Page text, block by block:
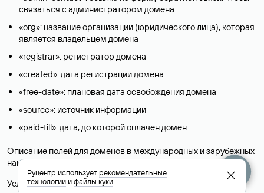
связаться с администратором домена
«org»: название организации (юридического лица), которая
является владельцем домена
«registrar»: регистратор домена
«created»: дата регистрации домена
«free-date»: плановая дата освобождения домена
«source»: источник информации
«paid-till»: дата, до которой оплачен домен
Описание полей для доменов в международных и зарубежных
национальных доменах представлены в разделе «Помощь».
Условия использования Whois-сервиса
Руцентр используетрекомендательные
технологииифайлы куки